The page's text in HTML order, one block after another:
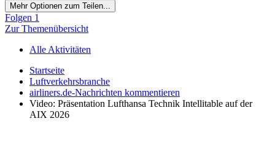
Mehr Optionen zum Teilen...
Folgen 1
Zur Themenübersicht
Alle Aktivitäten
Startseite
Luftverkehrsbranche
airliners.de-Nachrichten kommentieren
Video: Präsentation Lufthansa Technik Intellitable auf der
AIX 2026